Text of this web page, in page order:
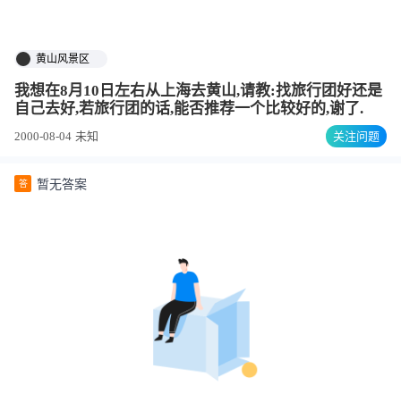
黄山风景区
我想在8月10日左右从上海去黄山,请教:找旅行团好还是
自己去好,若旅行团的话,能否推荐一个比较好的,谢了.
2000-08-04 未知 关注问题
答 暂无答案